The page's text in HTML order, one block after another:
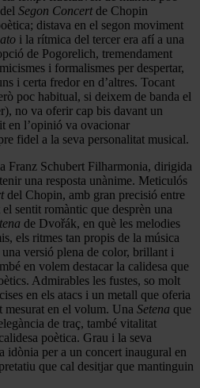
Segon Concertde Chopin
distava en el segon moviment
i la rítmica del tercer era afí a una
de Pogorelich, tremendament
i formalismes per despertar,
i certa fredor en d’altres. Tocant
poc habitual, si deixem de banda el
no va oferir cap bis davant un
en l’opinió va ovacionar
fidel a la seva personalitat musical.
Franz Schubert Filharmonia, dirigida
una resposta unànime. Meticulós
del Chopin, amb gran precisió entre
sentit romàntic que desprèn una
de Dvořák, en què les melodies
els ritmes tan propis de la música
una versió plena de color, brillant i
en volem destacar la calidesa que
Admirables les fustes, so molt
en els atacs i un metall que oferia
mesurat en el volum. Una Setena que
de traç, també vitalitat
poètica. Grau i la seva
idònia per a un concert inaugural en
que cal desitjar que mantinguin